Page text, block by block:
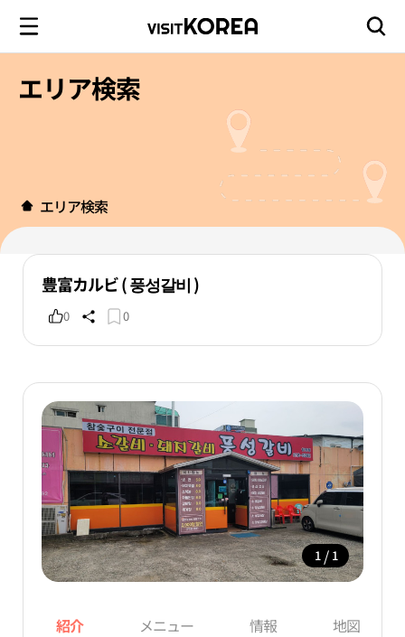
エリア検索
エリア検索
豊富カルビ ( 풍성갈비 )
0 0
1 / 1
紹介 メニュー 情報 地図